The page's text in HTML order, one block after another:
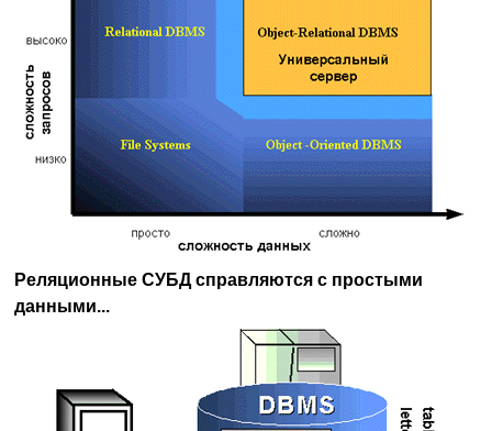
Реляционные СУБД справляются с простыми
данными...